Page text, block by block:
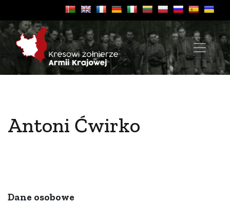
Antoni Ćwirko
Dane osobowe